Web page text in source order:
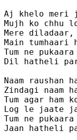
Aj khelo meri
Mujh ko chhu
Mere diladaar,
Main tumhaari
Tum ne
Dil hatheli
Naam raushan
Zindagi naam
Tum agar
Log le jaate
Tum ne
Jaan hatheli